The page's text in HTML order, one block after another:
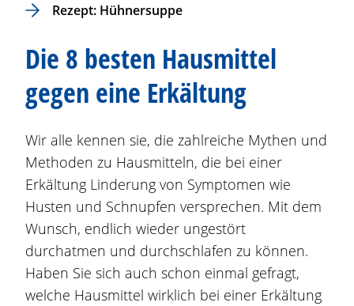
Rezept: Hühnersuppe
Die 8 besten Hausmittel
gegen eine Erkältung
Wir alle kennen sie, die zahlreiche Mythen und
Methoden zu Hausmitteln, die bei einer
Erkältung Linderung von Symptomen wie
Husten und Schnupfen versprechen. Mit dem
Wunsch, endlich wieder ungestört
durchatmen und durchschlafen zu können.
Haben Sie sich auch schon einmal gefragt,
welche Hausmittel wirklich bei einer Erkältung